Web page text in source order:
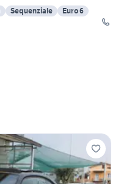
Sequenziale
Euro 6